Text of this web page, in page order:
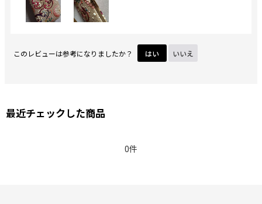
このレビューは参考になりましたか？ はい いいえ
最近チェックした商品
0件